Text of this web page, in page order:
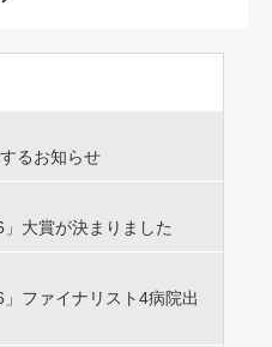
るお知らせ
」大賞が決まりました
」ファイナリスト4病院出